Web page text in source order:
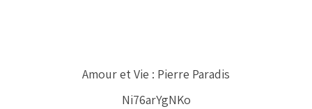
Amour et Vie : Pierre Paradis
Ni76arYgNKo